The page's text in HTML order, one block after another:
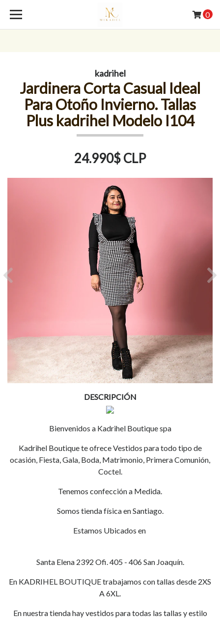
0
kadrihel
Jardinera Corta Casual Ideal
Para Otoño Invierno. Tallas
Plus kadrihel Modelo I104
24.990$ CLP
Previous
DESCRIPCIÓN
Bienvenidos a Kadrihel Boutique spa
Kadrihel Boutique te ofrece Vestidos para todo tipo de
ocasión, Fiesta, Gala, Boda, Matrimonio, Primera Comunión,
Coctel.
Tenemos confección a Medida.
Somos tienda física en Santiago.
Estamos Ubicados en
Santa Elena 2392 Ofi. 405 - 406 San Joaquín.
En KADRIHEL BOUTIQUE trabajamos con tallas desde 2XS
A 6XL.
En nuestra tienda hay vestidos para todas las tallas y estilo